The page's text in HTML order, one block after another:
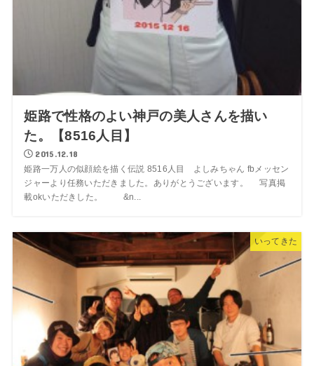
姫路で性格のよい神戸の美人さんを描い
た。【8516人目】
2015.12.18
姫路一万人の似顔絵を描く伝説 8516人目 よしみちゃん fbメッセン
ジャーより任務いただきました。ありがとうございます。 写真掲
載okいただきした。 &n...
いってきた